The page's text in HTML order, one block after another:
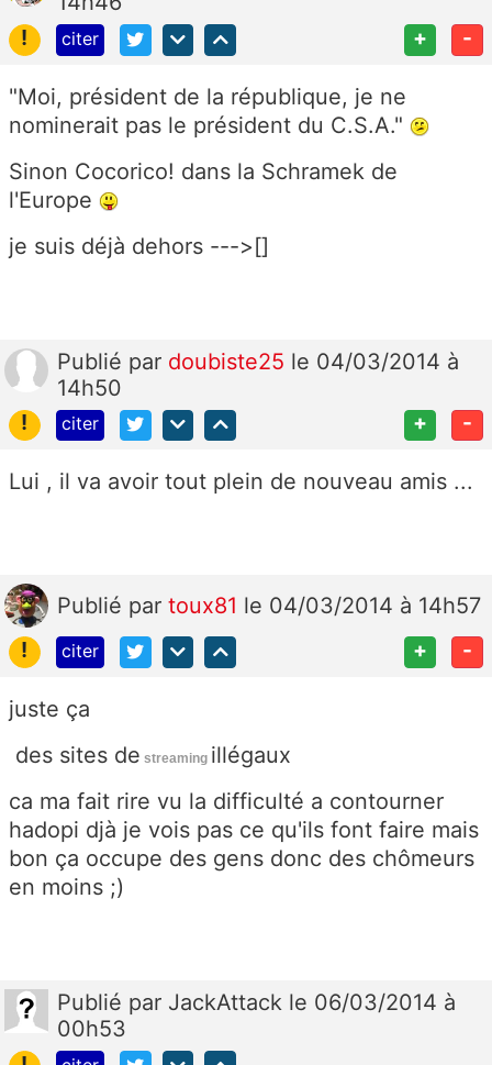
!
citer + -
"Moi, président de la république, je ne
nominerait pas le président du C.S.A."
Sinon Cocorico! dans la Schramek de
l'Europe
je suis déjà dehors --->[]
Publié par doubiste25 le 04/03/2014 à
14h50
!
citer + -
Lui , il va avoir tout plein de nouveau amis ...
Publié par toux81 le 04/03/2014 à 14h57
!
citer + -
juste ça
des sites de streaming illégaux
ca ma fait rire vu la difficulté a contourner
hadopi djà je vois pas ce qu'ils font faire mais
bon ça occupe des gens donc des chômeurs
en moins ;)
Publié par JackAttack le 06/03/2014 à
00h53